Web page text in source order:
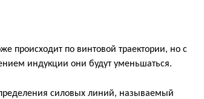
происходит по винтовой траектории, но с
индукции они будут уменьшаться.
силовых линий, называемый